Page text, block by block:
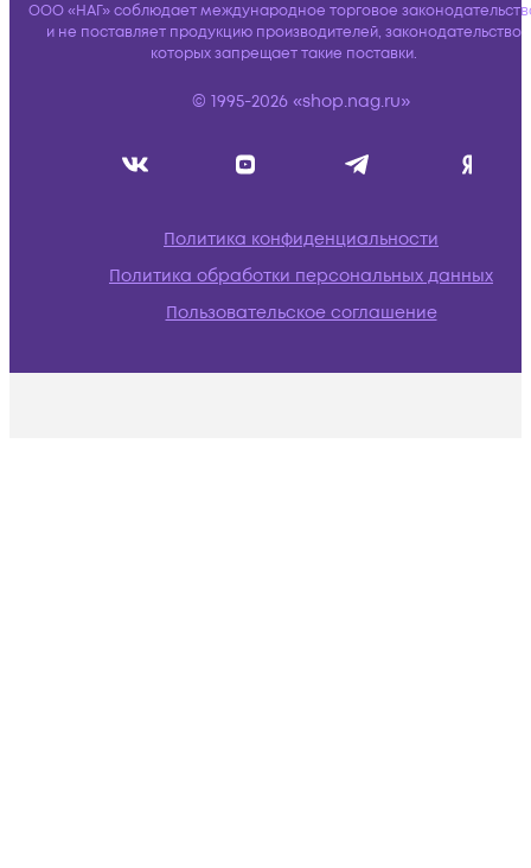
ООО «НАГ» соблюдает международное торговое
и не поставляет продукцию производителей, законодательство
которых запрещает такие поставки.
© 1995-2026 «shop.nag.ru»
Политика конфиденциальности
Политика обработки персональных данных
Пользовательское соглашение